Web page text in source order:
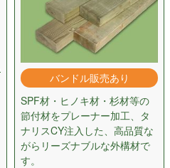
バンドル販売あり
SPF材・ヒノキ材・杉材等の
節付材をプレーナー加工、タ
ナリスCY注入した、高品質な
がらリーズナブルな外構材で
す。